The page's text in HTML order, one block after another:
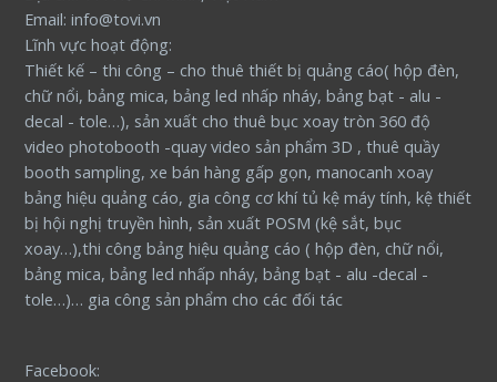
Email: info@tovi.vn
Lĩnh vực hoạt động:
Thiết kế – thi công – cho thuê thiết bị quảng cáo( hộp đèn,
chữ nổi, bảng mica, bảng led nhấp nháy, bảng bạt - alu -
decal - tole…), sản xuất cho thuê bục xoay tròn 360 độ
video photobooth -quay video sản phẩm 3D , thuê quầy
booth sampling, xe bán hàng gấp gọn, manocanh xoay
bảng hiệu quảng cáo, gia công cơ khí tủ kệ máy tính, kệ thiết
bị hội nghị truyền hình, sản xuất POSM (kệ sắt, bục
xoay…),thi công bảng hiệu quảng cáo ( hộp đèn, chữ nổi,
bảng mica, bảng led nhấp nháy, bảng bạt - alu -decal -
tole…)… gia công sản phẩm cho các đối tác
Facebook: